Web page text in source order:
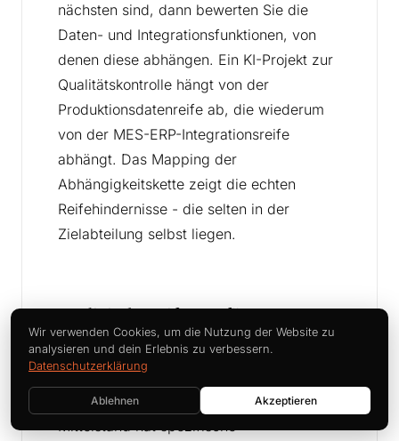
nächsten sind, dann bewerten Sie die
Daten- und Integrationsfunktionen, von
denen diese abhängen. Ein KI-Projekt zur
Qualitätskontrolle hängt von der
Produktionsdatenreife ab, die wiederum
von der MES-ERP-Integrationsreife
abhängt. Das Mapping der
Abhängigkeitskette zeigt die echten
Reifehindernisse - die selten in der
Zielabteilung selbst liegen.
Ist digitale Reife nur für
Großunternehmen relevant?
Nein. Reifegradmodelle skalieren auf
Unternehmen aller Größen, und der
Mittelstand hat spezifische
Wir verwenden Cookies, um die Nutzung der Website zu
analysieren und dein Erlebnis zu verbessern.
Datenschutzerklärung
Ablehnen Akzeptieren